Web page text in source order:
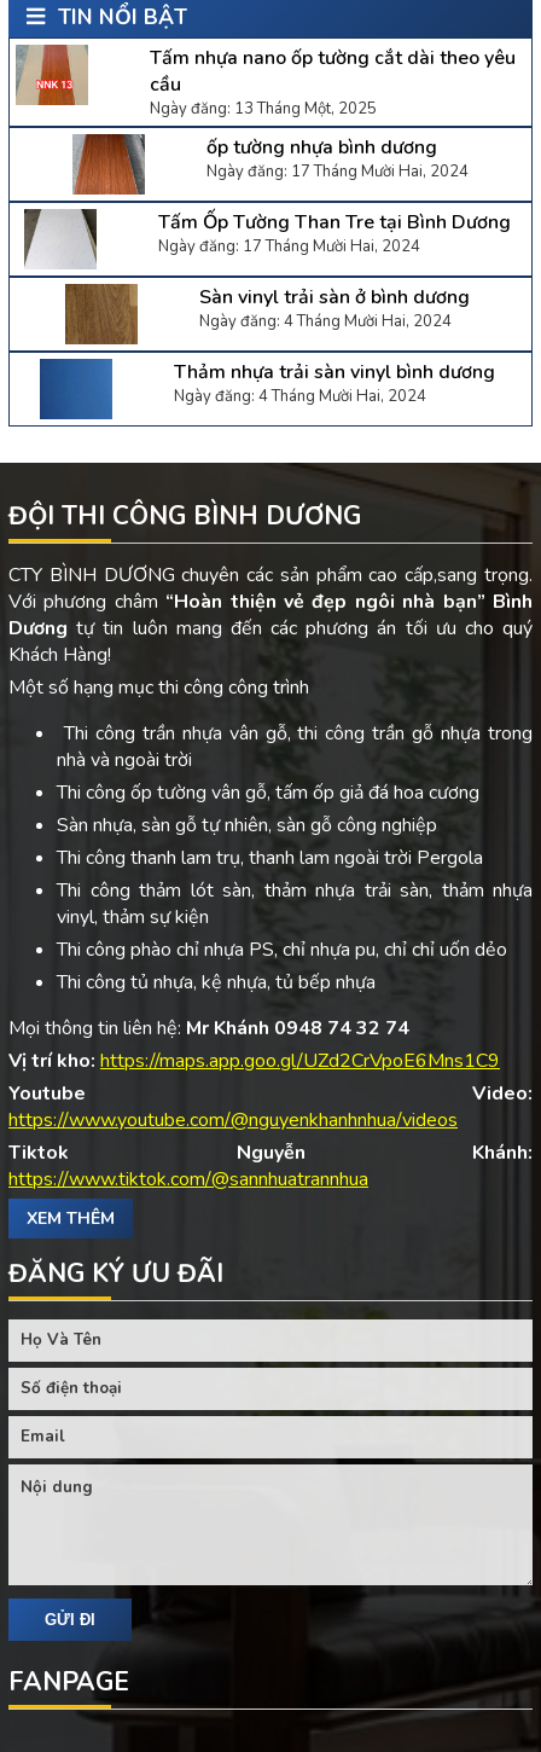
TIN NỔI BẬT
Tấm nhựa nano ốp tường cắt dài theo yêu
cầu
Ngày đăng: 13 Tháng Một, 2025
ốp tường nhựa bình dương
Ngày đăng: 17 Tháng Mười Hai, 2024
Tấm Ốp Tường Than Tre tại Bình Dương
Ngày đăng: 17 Tháng Mười Hai, 2024
Sàn vinyl trải sàn ở bình dương
Ngày đăng: 4 Tháng Mười Hai, 2024
Thảm nhựa trải sàn vinyl bình dương
Ngày đăng: 4 Tháng Mười Hai, 2024
ĐỘI THI CÔNG BÌNH DƯƠNG
CTY BÌNH DƯƠNG chuyên các sản phẩm cao cấp,sang trọng.
Với phương châm “Hoàn thiện vẻ đẹp ngôi nhà bạn” Bình
Dươngtự tin luôn mang đến các phương án tối ưu cho quý
Khách Hàng!
Một số hạng mục thi công công trình
Thi công trần nhựa vân gỗ, thi công trần gỗ nhựa trong
nhà và ngoài trời
Thi công ốp tường vân gỗ, tấm ốp giả đá hoa cương
Sàn nhựa, sàn gỗ tự nhiên, sàn gỗ công nghiệp
Thi công thanh lam trụ, thanh lam ngoài trời Pergola
Thi công thảm lót sàn, thảm nhựa trải sàn, thảm nhựa
vinyl, thảm sự kiện
Thi công phào chỉ nhựa PS, chỉ nhựa pu, chỉ chỉ uốn dẻo
Thi công tủ nhựa, kệ nhựa, tủ bếp nhựa
Mọi thông tin liên hệ: Mr Khánh 0948 74 32 74
Vị trí kho: https://maps.app.goo.gl/UZd2CrVpoE6Mns1C9
Youtube Video:
https://www.youtube.com/@nguyenkhanhnhua/videos
Tiktok Nguyễn Khánh:
https://www.tiktok.com/@sannhuatrannhua
XEM THÊM
ĐĂNG KÝ ƯU ĐÃI
FANPAGE